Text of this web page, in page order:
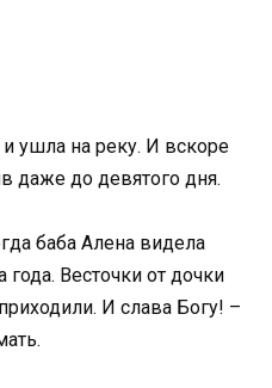
ушла на реку. И вскоре
даже до девятого дня.
баба Алена видела
Весточки от дочки
И слава Богу! –